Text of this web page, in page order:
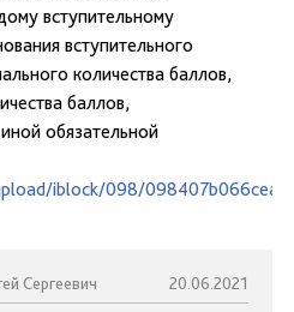
вступительному
вступительного
количества баллов,
баллов,
обязательной
iblock/098/
Сергеевич 20.06.2021